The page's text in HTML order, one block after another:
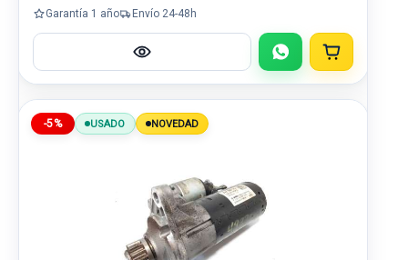
Garantía 1 año Envío 24-48h
-5% USADO NOVEDAD